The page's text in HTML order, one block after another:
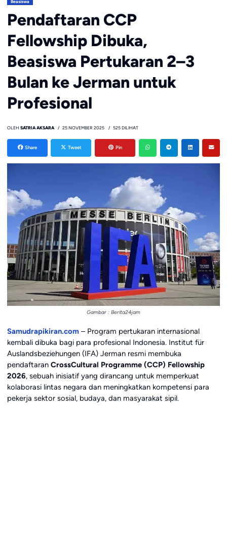
Beasiswa
Pendaftaran CCP
Fellowship Dibuka,
Beasiswa Pertukaran 2–3
Bulan ke Jerman untuk
Profesional
OLEH SATRIA AKSARA 25 NOVEMBER 2025 525 DILIHAT
Share Tweet Pin
Gambar : Berita24jam
Samudrapikiran.com– Program pertukaran internasional
kembali dibuka bagi para profesional Indonesia. Institut für
Auslandsbeziehungen (IFA) Jerman resmi membuka
pendaftaran CrossCultural Programme (CCP) Fellowship
2026, sebuah inisiatif yang dirancang untuk memperkuat
kolaborasi lintas negara dan meningkatkan kompetensi para
pekerja sektor sosial, budaya, dan masyarakat sipil.